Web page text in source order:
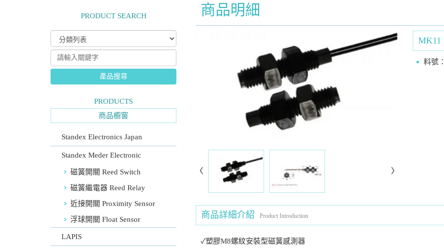
PRODUCT SEARCH
產品搜尋
PRODUCTS
商品櫥窗
Standex Electronics Japan
Standex Meder Electronic
磁簧開關 Reed Switch
磁簧繼電器 Reed Relay
近接開關 Proximity Sensor
浮球開關 Float Sensor
LAPIS
商品明細
MK11
料號
商品詳細介紹 Product Introduction
✓塑膠M8螺紋安裝型磁簧感測器